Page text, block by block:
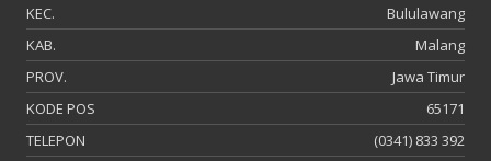
KEC.
Bululawang
KAB.
Malang
PROV.
Jawa Timur
KODE POS
65171
TELEPON
(0341) 833 392